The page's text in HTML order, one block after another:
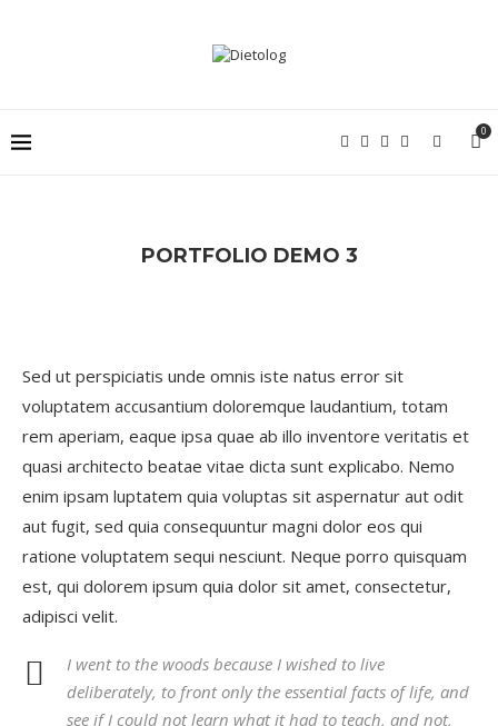
0
PORTFOLIO DEMO 3
Sed ut perspiciatis unde omnis iste natus error sit
voluptatem accusantium doloremque laudantium, totam
rem aperiam, eaque ipsa quae ab illo inventore veritatis et
quasi architecto beatae vitae dicta sunt explicabo. Nemo
enim ipsam luptatem quia voluptas sit aspernatur aut odit
aut fugit, sed quia consequuntur magni dolor eos qui
ratione voluptatem sequi nesciunt. Neque porro quisquam
est, qui dolorem ipsum quia dolor sit amet, consectetur,
adipisci velit.
I went to the woods because I wished to live
deliberately, to front only the essential facts of life, and
see if I could not learn what it had to teach, and not,